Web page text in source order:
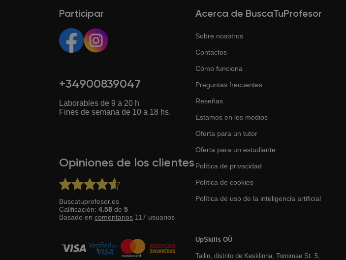
Participar
+34900839047
Laborables de 9 a 20 h
Fines de semana de 10 a 18 hs.
Opiniones de los clientes
Buscatuprofesor.es
Calificación: 4.58 de 5
Basado en comentarios 117 usuarios
Acerca de BuscaTuProfesor
Sobre nosotros
Contactos
Cómo funciona
Preguntas frecuentes
Reseñas
Estamos en los medios
Oferta para un tutor
Oferta para un estudiante
Política de privacidad
Política de cookies
Política de uso de la inteligencia artificial
UpSkills OÜ
Tallin, distrito de Kesklinna, Tornimаe St. 5,